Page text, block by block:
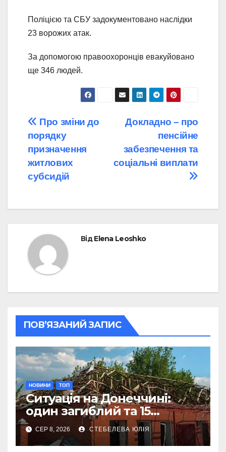
Поліцією та СБУ задокументовано наслідки
23 ворожих атак.
За допомогою правоохоронців евакуйовано
ще 346 людей.
Навігація
записів
Докладно – про
пенсійне
забезпечення та
соціальні виплати
Про зміни до
порядку
призначення
житлових
субсидій
ВідElena Leoshko
ПОВ’ЯЗАНИЙ ЗАПИС
НОВИНИ ТОП
Ситуація на Донеччині:
один загиблий та 15
поранених за добу
СЕР 8, 2026 СТЕБЕЛЕВА ЮЛІЯ